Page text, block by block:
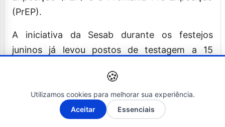
(PrEP).
A iniciativa da Sesab durante os festejos
juninos já levou postos de testagem a 15
Camaçari, Cachoeira, Conceição do Jacuípe,
Cruz das Almas, Guanambi, Ibicuí, Irecê,
Itabuna, Itapetinga, Seabra, Senhor do Bonfim
A- A+
🍪
Utilizamos cookies para melhorar sua experiência.
Aceitar
Essenciais